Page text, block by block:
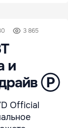
3 865
и
драйв Ⓟ
Official